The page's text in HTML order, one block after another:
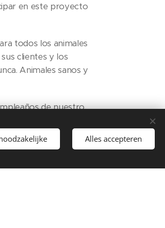
en este proyecto
todos los animales
clientes y los
Animales sanos y
de nuestro
Alles accepteren